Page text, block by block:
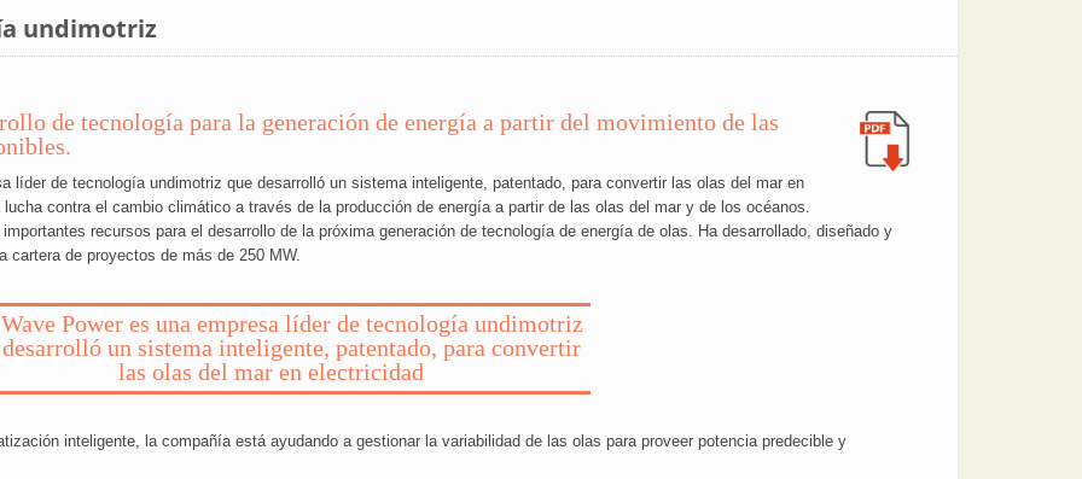
undimotriz
de tecnología para la generación de energía a partir del movimiento de las
líder de tecnología undimotriz que desarrolló un sistema inteligente, patentado, para convertir las olas del mar en
contra el cambio climático a través de la producción de energía a partir de las olas del mar y de los océanos.
recursos para el desarrollo de la próxima generación de tecnología de energía de olas. Ha desarrollado, diseñado y
de proyectos de más de 250 MW.
Power es una empresa líder de tecnología undimotriz
un sistema inteligente, patentado, para convertir
las olas del mar en electricidad
inteligente, la compañía está ayudando a gestionar la variabilidad de las olas para proveer potencia predecible y